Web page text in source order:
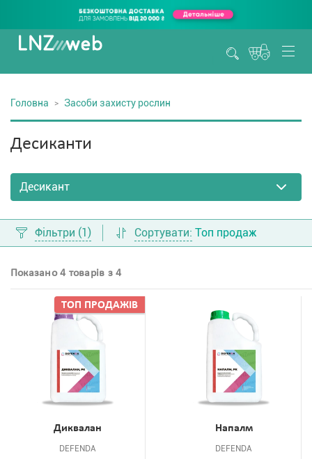
Головна Засоби захисту рослин
Десиканти
Фільтри (1) Сортувати: Топ продаж
Показано 4 товарів з 4
Диквалан
ТОП ПРОДАЖIВ
DEFENDA
Напалм
DEFENDA